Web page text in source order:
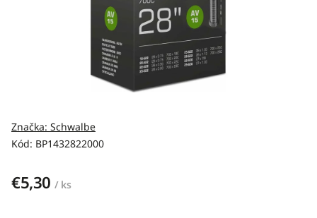
Kód: BP1432822000
Značka: Schwalbe
€5,30 / ks